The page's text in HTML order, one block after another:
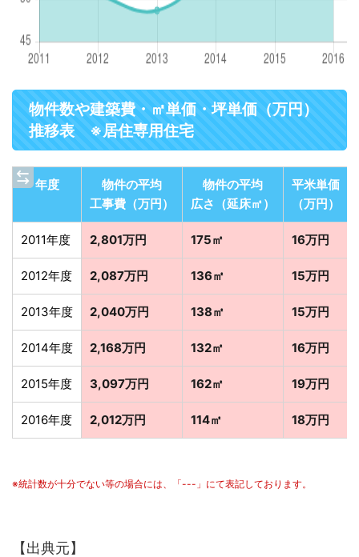
物件数や建築費・㎡単価・坪単価（万円）
推移表 ※居住専用住宅
年度
物件の平均
工事費（万円）
物件の平均
広さ（延床㎡）
平米単価
（万円）
2011年度 2,801万円 175㎡ 16万円
2012年度 2,087万円 136㎡ 15万円
2013年度 2,040万円 138㎡ 15万円
2014年度 2,168万円 132㎡ 16万円
2015年度 3,097万円 162㎡ 19万円
2016年度 2,012万円 114㎡ 18万円
※統計数が十分でない等の場合には、「---」にて表記しております。
【出典元】